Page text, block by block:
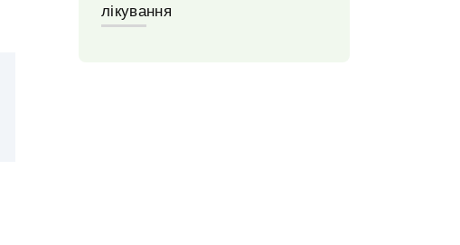
лікування